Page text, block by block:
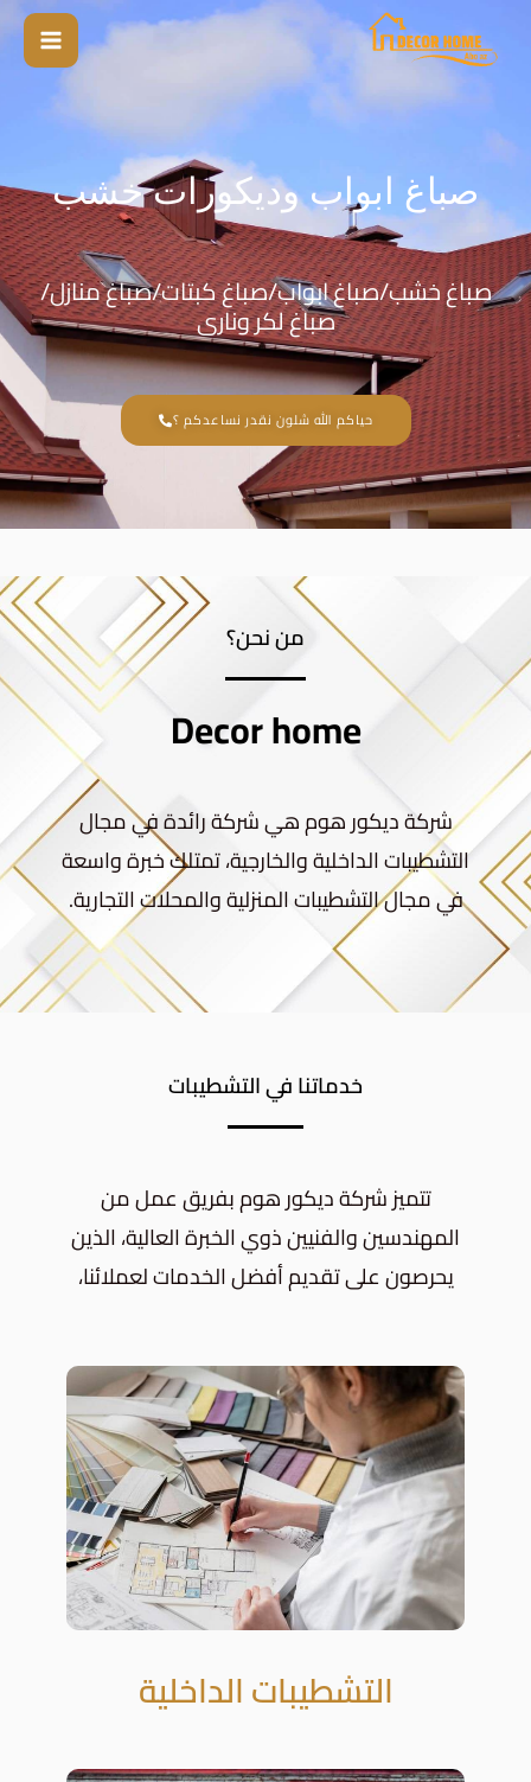
صباغ ابواب وديكورات خشب
صباغ خشب/صباغ ابواب/صباغ كبتات/صباغ منازل/
صباغ لكر ونارى
حياكم الله شلون نقدر نساعدكم ؟
من نحن؟
Decor home
شركة ديكور هوم هي شركة رائدة في مجال
التشطيبات الداخلية والخارجية، تمتلك خبرة واسعة
في مجال التشطيبات المنزلية والمحلات التجارية.
خدماتنا في التشطيبات
تتميز شركة ديكور هوم بفريق عمل من
المهندسين والفنيين ذوي الخبرة العالية، الذين
يحرصون على تقديم أفضل الخدمات لعملائنا،
التشطيبات الداخلية